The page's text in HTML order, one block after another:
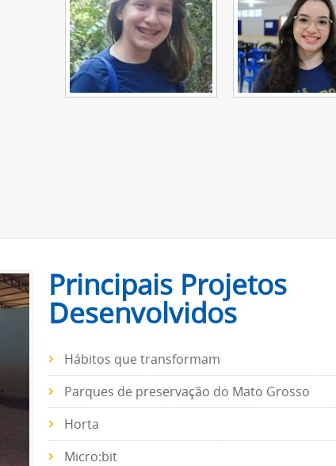
Principais Projetos
Desenvolvidos
Hábitos que transformam
Parques de preservação do Mato Grosso
Horta
Micro:bit